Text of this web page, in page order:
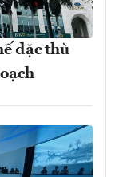
đặc thù